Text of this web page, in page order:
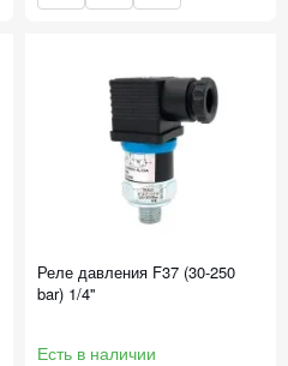
Реле давления F37 (30-250
bar) 1/4''
Есть в наличии